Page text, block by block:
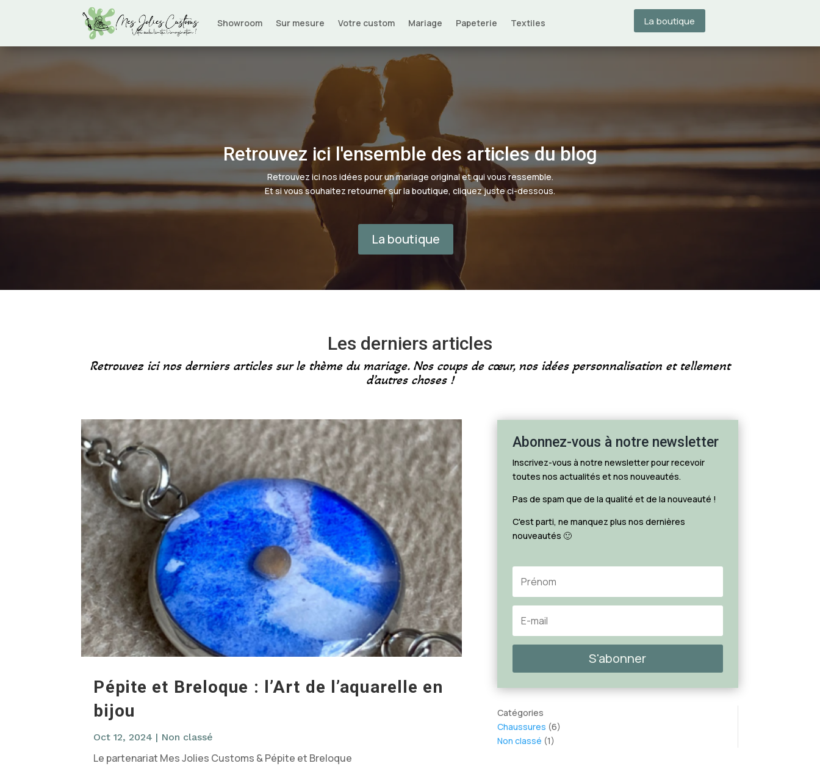
Showroom Sur mesure Votre custom Mariage Papeterie Textiles La boutique
Retrouvez ici l'ensemble des articles du blog
Retrouvez ici nos idées pour un mariage original et qui vous ressemble.
Et si vous souhaitez retourner sur la boutique, cliquez juste ci-dessous.
La boutique
Les derniers articles
Retrouvez ici nos derniers articles sur le thème du mariage. Nos coups de cœur, nos idées personnalisation et tellement
d’autres choses !
Pépite et Breloque : l’Art de l’aquarelle en
bijou
Oct 12, 2024 | Non classé
Le partenariat Mes Jolies Customs & Pépite et Breloque
Abonnez-vous à notre newsletter
Inscrivez-vous à notre newsletter pour recevoir
toutes nos actualités et nos nouveautés.
Pas de spam que de la qualité et de la nouveauté !
C'est parti, ne manquez plus nos dernières
nouveautés 🙂
S'abonner
Catégories
Chaussures (6)
Non classé (1)